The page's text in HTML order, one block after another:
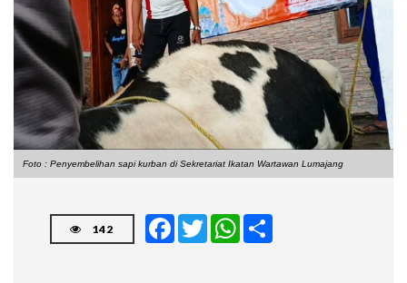
Foto : Penyembelihan sapi kurban di Sekretariat Ikatan Wartawan Lumajang
142
FacebookTwitter WhatsApp